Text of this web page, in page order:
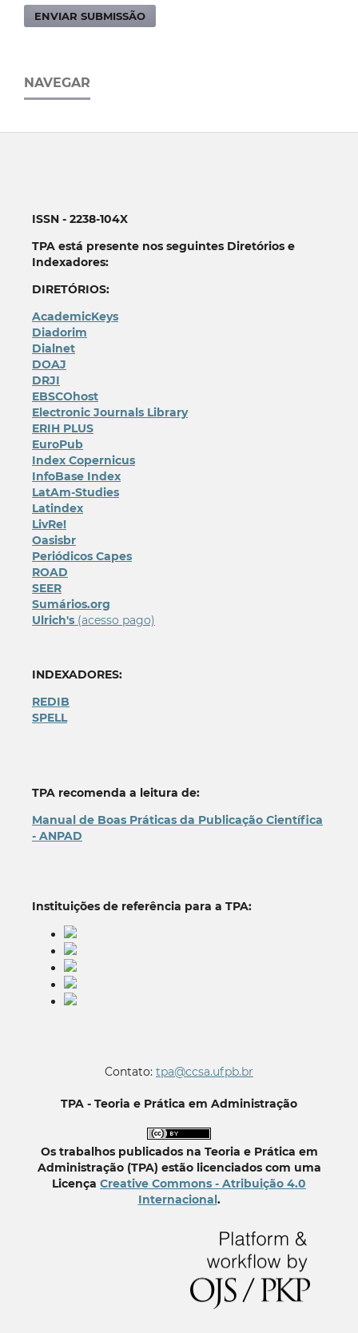
ENVIAR SUBMISSÃO
NAVEGAR
ISSN - 2238-104X
TPA está presente nos seguintes Diretórios e
Indexadores:
DIRETÓRIOS:
AcademicKeys
Diadorim
Dialnet
DOAJ
DRJI
EBSCOhost
Electronic Journals Library
ERIH PLUS
EuroPub
Index Copernicus
InfoBase Index
LatAm-Studies
Latindex
LivRe!
Oasisbr
Periódicos Capes
ROAD
SEER
Sumários.org
Ulrich's(acesso pago)
INDEXADORES:
REDIB
SPELL
TPA recomenda a leitura de:
Manual de Boas Práticas da Publicação Científica
- ANPAD
Instituições de referência para a TPA:
Contato: tpa@ccsa.ufpb.br
TPA - Teoria e Prática em Administração
Os trabalhos publicados na Teoria e Prática em
Administração (TPA) estão licenciados com uma
Licença Creative Commons - Atribuição 4.0
Internacional.